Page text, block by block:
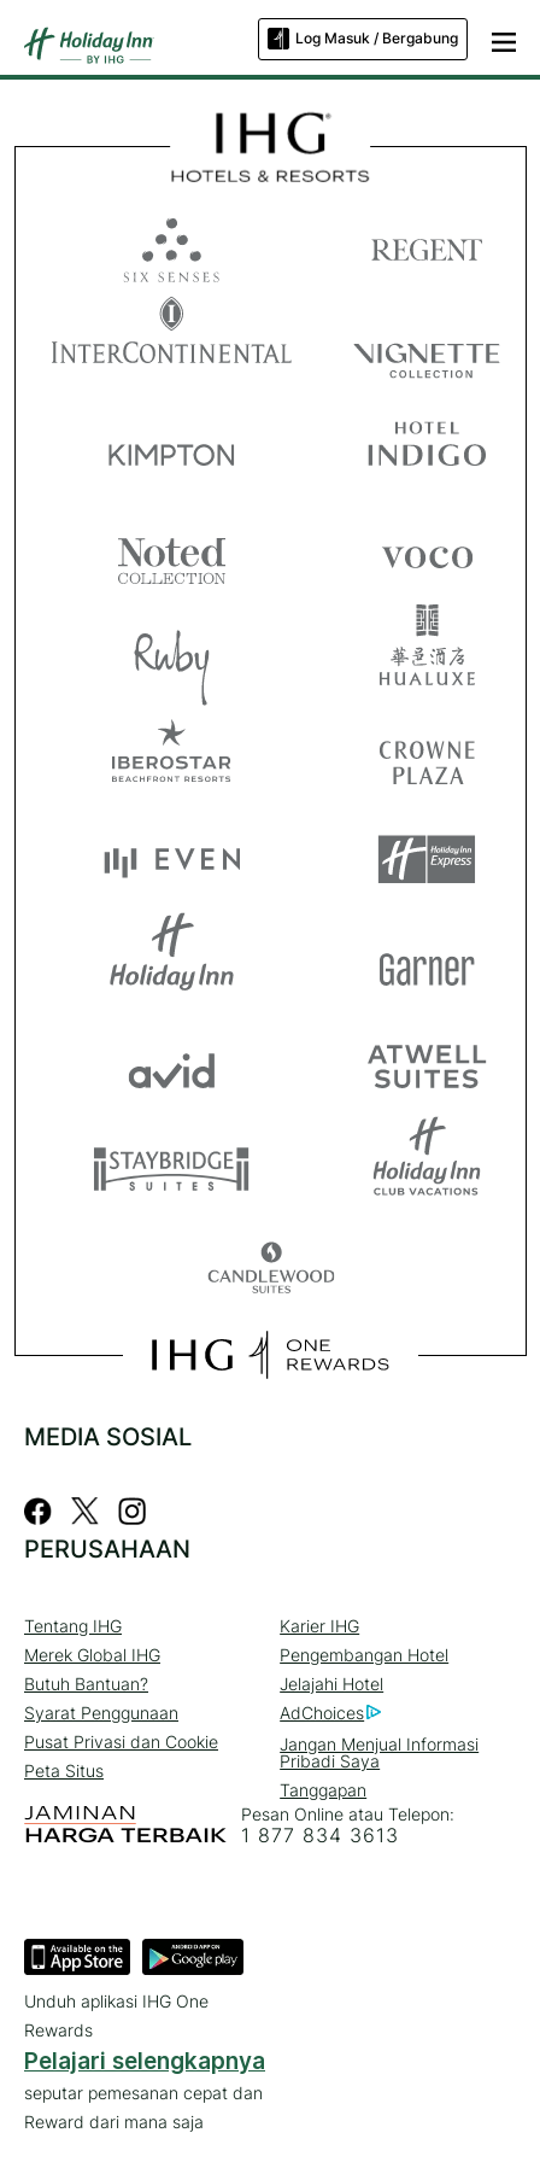
Log Masuk / Bergabung
MEDIA SOSIAL
PERUSAHAAN
Tentang IHG
Karier IHG
Merek Global IHG
Pengembangan Hotel
Butuh Bantuan?
Jelajahi Hotel
Syarat Penggunaan
AdChoices
Pusat Privasi dan Cookie
Jangan Menjual Informasi
Pribadi Saya
Peta Situs
Tanggapan
Pesan Online atau Telepon:
1 877 834 3613
Unduh aplikasi IHG One
Rewards
Pelajari selengkapnya
seputar pemesanan cepat dan
Reward dari mana saja